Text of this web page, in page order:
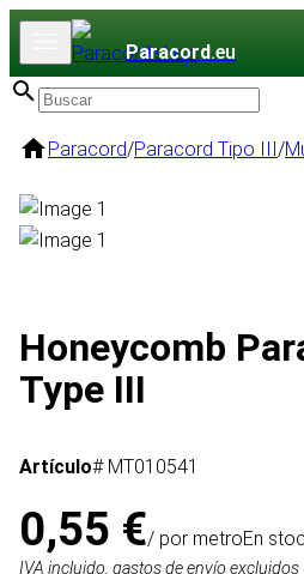
Paracord.eu
Paracord/Paracord Tipo III/
Honeycomb
Type III
Artículo# MT010541
0,55 €/ por metroEn
IVA incluido, gastos de envío excluidos